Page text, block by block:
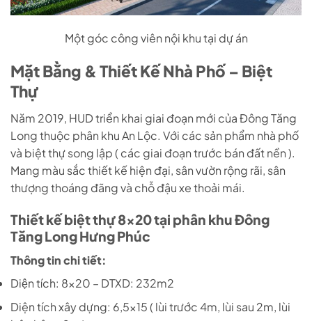
Một góc công viên nội khu tại dự án
Mặt Bằng & Thiết Kế Nhà Phố – Biệt
Thự
Năm 2019, HUD triển khai giai đoạn mới của Đông Tăng
Long thuộc phân khu An Lộc. Với các sản phẩm nhà phố
và biệt thự song lập ( các giai đoạn trước bán đất nền ).
Mang màu sắc thiết kế hiện đại, sân vườn rộng rãi, sân
thượng thoáng đãng và chỗ đậu xe thoải mái.
Thiết kế biệt thự 8×20 tại phân khu Đông
Tăng Long Hưng Phúc
Thông tin chi tiết:
Diện tích: 8×20 – DTXD: 232m2
Diện tích xây dựng: 6,5×15 ( lùi trước 4m, lùi sau 2m, lùi